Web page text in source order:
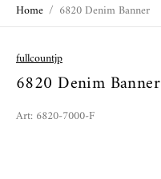
Home / 6820 Denim Banner
fullcountjp
6820 Denim Banner
Art: 6820-7000-F